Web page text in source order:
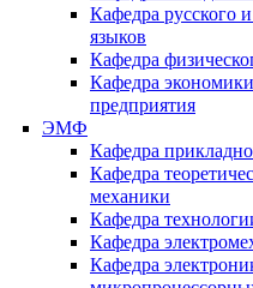
Кафедра русского
языков
Кафедра
Кафедра
предприятия
ЭМФ
Кафедра
Кафедра
механики
Кафедра
Кафедра
Кафедра